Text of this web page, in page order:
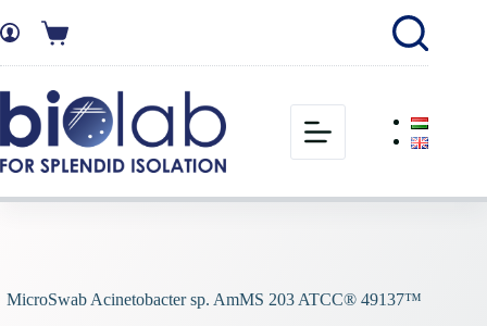
MicroSwab Acinetobacter sp. AmMS 203 ATCC® 49137™